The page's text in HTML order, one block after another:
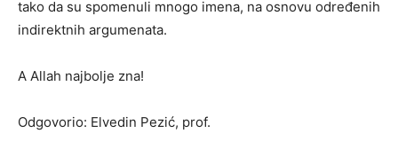
tako da su spomenuli mnogo imena, na osnovu određenih
indirektnih argumenata.
A Allah najbolje zna!
Odgovorio: Elvedin Pezić, prof.